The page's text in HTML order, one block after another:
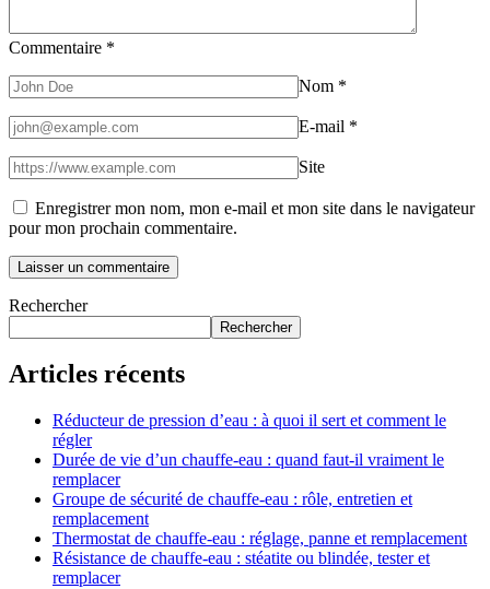
Commentaire *
Nom *
E-mail *
Site
Enregistrer mon nom, mon e-mail et mon site dans le navigateur
pour mon prochain commentaire.
Rechercher
Rechercher
Articles récents
Réducteur de pression d’eau : à quoi il sert et comment le
régler
Durée de vie d’un chauffe-eau : quand faut-il vraiment le
remplacer
Groupe de sécurité de chauffe-eau : rôle, entretien et
remplacement
Thermostat de chauffe-eau : réglage, panne et remplacement
Résistance de chauffe-eau : stéatite ou blindée, tester et
remplacer